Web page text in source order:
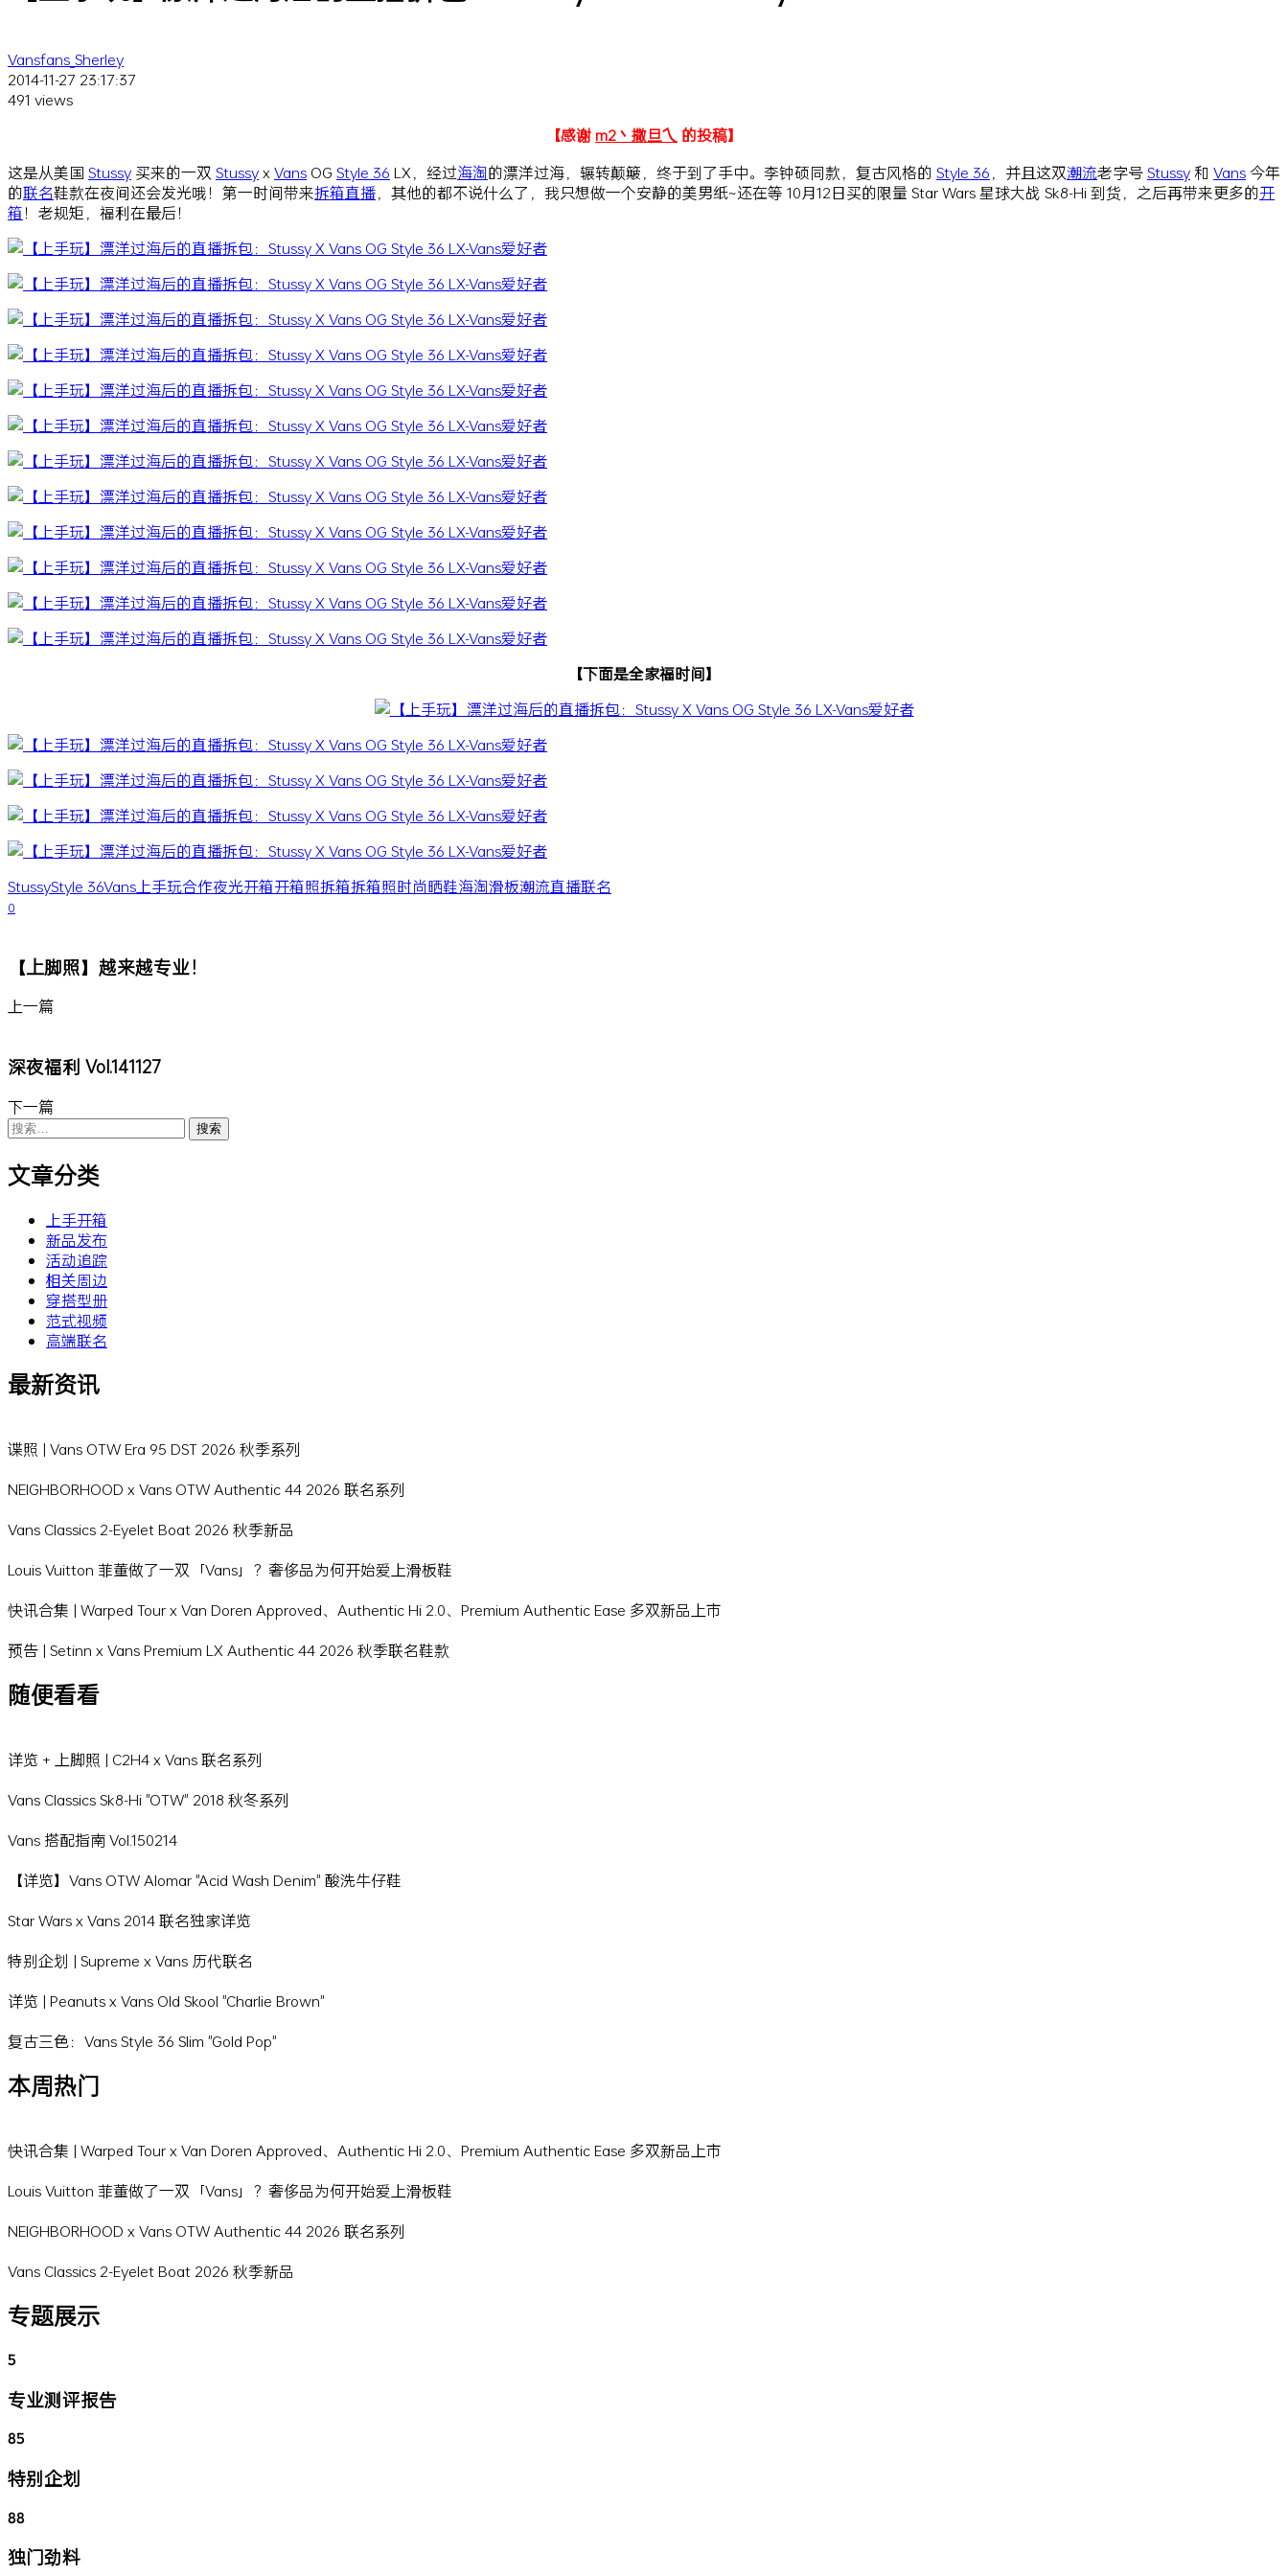
Vansfans_Sherley
2014-11-27 23:17:37
491 views
【感谢m2丶撒旦乀 的投稿】
这是从美国 Stussy 买来的一双 Stussyx Vans OG Style 36 LX，经过海淘的漂洋过海，辗转颠簸，终于到了手中。李钟硕同款，复古风格的 Style 36 ，并且这双潮流老字号Stussy和 Vans今年
的联名鞋款在夜间还会发光哦！第一时间带来拆箱直播 ，其他的都不说什么了，我只想做一个安静的美男纸~还在等 10月12日买的限量 Star Wars 星球大战 Sk8-Hi 到货，之后再带来更多的开
箱！老规矩，福利在最后！
【下面是全家福时间】
StussyStyle 36Vans 上手玩合作夜光开箱开箱照拆箱拆箱照时尚晒鞋海淘滑板潮流直播联名
0
【上脚照】越来越专业！
上一篇
深夜福利 Vol.141127
下一篇
搜
索：
文章分类
上手开箱
新品发布
活动追踪
相关周边
穿搭型册
范式视频
高端联名
最新资讯
谍照 | Vans OTW Era 95 DST 2026 秋季系列
NEIGHBORHOOD x Vans OTW Authentic 44 2026 联名系列
Vans Classics 2-Eyelet Boat 2026 秋季新品
Louis Vuitton 菲董做了一双「Vans」？奢侈品为何开始爱上滑板鞋
快讯合集 | Warped Tour x Van Doren Approved、Authentic Hi 2.0、Premium Authentic Ease 多双新品上市
预告 | Setinn x Vans Premium LX Authentic 44 2026 秋季联名鞋款
随便看看
详览 + 上脚照 | C2H4 x Vans 联名系列
Vans Classics Sk8-Hi "OTW" 2018 秋冬系列
Vans 搭配指南 Vol.150214
【详览】Vans OTW Alomar "Acid Wash Denim" 酸洗牛仔鞋
Star Wars x Vans 2014 联名独家详览
特别企划 | Supreme x Vans 历代联名
详览 | Peanuts x Vans Old Skool "Charlie Brown"
复古三色：Vans Style 36 Slim "Gold Pop"
本周热门
快讯合集 | Warped Tour x Van Doren Approved、Authentic Hi 2.0、Premium Authentic Ease 多双新品上市
Louis Vuitton 菲董做了一双「Vans」？奢侈品为何开始爱上滑板鞋
NEIGHBORHOOD x Vans OTW Authentic 44 2026 联名系列
Vans Classics 2-Eyelet Boat 2026 秋季新品
专题展示
5
专业测评报告
85
特别企划
88
独门劲料